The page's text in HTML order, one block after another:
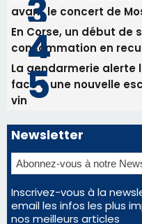
Les plus lus
Satine Nomary est la
Éclipse du 12 août : la
d'un spectacle qui ne
Bastia – Le festival
avant le concert de
En Corse, un début de
consommation en
La gendarmerie alerte
face à une nouvelle